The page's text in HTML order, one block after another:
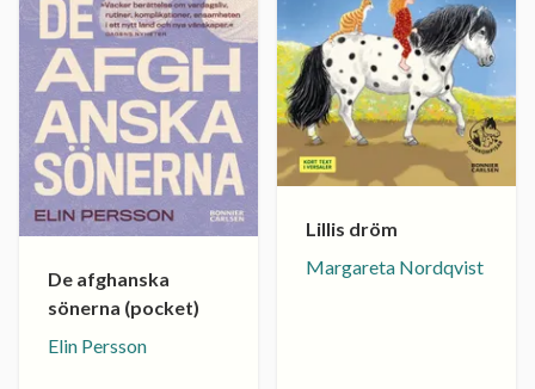
De afghanska
sönerna (pocket)
Elin Persson
Lillis dröm
Margareta Nordqvist